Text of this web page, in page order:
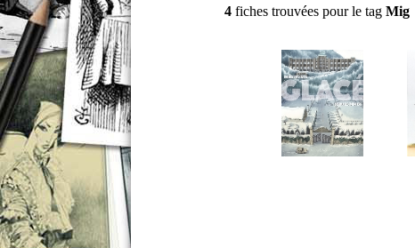
4 fiches trouvées pour le tag Mig